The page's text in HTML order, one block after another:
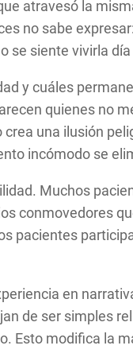
atravesó la
no sabe
se siente vivirla día
y cuáles
quienes no
una ilusión
incómodo se
Muchos
conmovedores
pacientes
en
de ser simples
Esto modifica la